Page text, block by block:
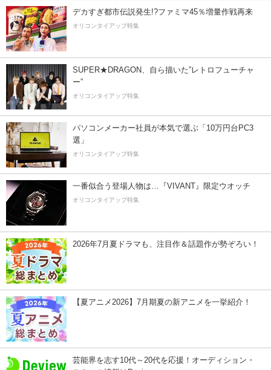
デカすぎ都市伝説発生!?ファミマ45％増量作戦再来
オリコンタイアップ特集
SUPER★DRAGON、自ら描いた”レトロフューチャ
ー”
オリコンタイアップ特集
パソコンメーカー社員が本気で選ぶ「10万円台PC3
選」
オリコンタイアップ特集
一番似合う登場人物は…『VIVANT』限定ウオッチ
オリコンタイアップ特集
2026年7月夏ドラマも、注目作＆話題作が勢ぞろい！
【夏アニメ2026】7月期夏の新アニメを一挙紹介！
芸能界を志す10代～20代を応援！オーディション・